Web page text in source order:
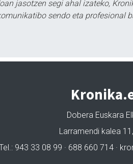
jasotzen segi ahal izateko,
sendo eta profesional
Dobera Euskara
Larramendi kalea
943 33 08 99 · 688 660 714 ·